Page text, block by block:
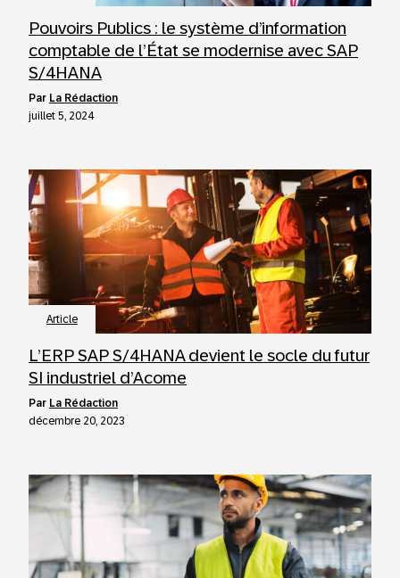
Pouvoirs Publics : le système d’information
comptable de l’État se modernise avec SAP
S/4HANA
par La Rédaction
juillet 5, 2024
Article
L’ERP SAP S/4HANA devient le socle du futur
SI industriel d’Acome
par La Rédaction
décembre 20, 2023